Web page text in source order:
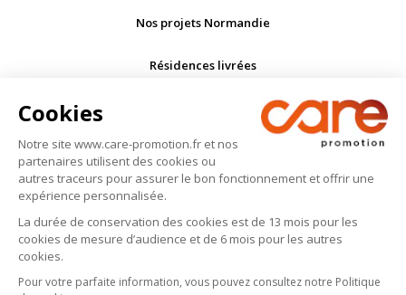
Cookies
Notre site www.care-promotion.fr et nos
partenaires utilisent des cookies ou
autres traceurs pour assurer le bon fonctionnement et offrir une
expérience personnalisée.
La durée de conservation des cookies est de 13 mois pour les
cookies de mesure d’audience et de 6 mois pour les autres
cookies.
Pour votre parfaite information, vous pouvez consultez notre Politique
Nos projets Normandie
Résidences livrées
Conseil
160 bis rue de Paris, 92100 Boulogne-Billancourt